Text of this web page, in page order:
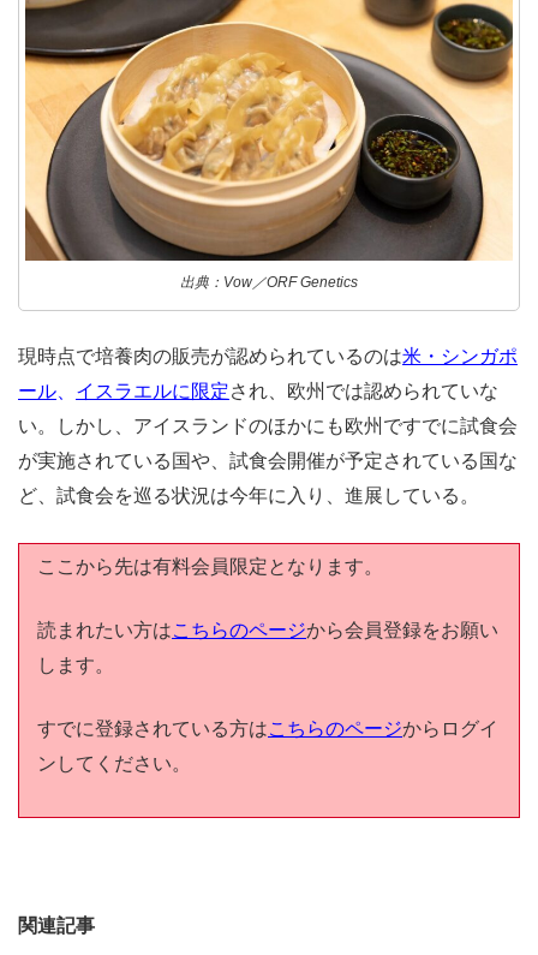
出典：Vow／ORF Genetics
現時点で培養肉の販売が認められているのは米・シンガポ
ール
イスラエルに限定され、欧州では認められていな
い。しかし、アイスランドのほかにも欧州ですでに試食会
が実施されている国や、試食会開催が予定されている国な
ど、試食会を巡る状況は今年に入り、進展している。
ここから先は有料会員限定となります。
読まれたい方はこちらのページから会員登録をお願い
します。
すでに登録されている方はこちらのページからログイ
ンしてください。
関連記事